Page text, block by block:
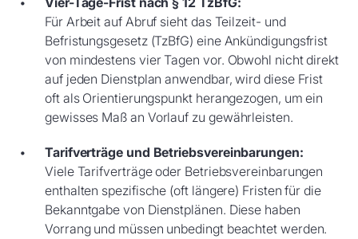
Für Arbeit auf Abruf sieht das Teilzeit- und
Befristungsgesetz (TzBfG) eine Ankündigungsfrist
von mindestens vier Tagen vor. Obwohl nicht direkt
auf jeden Dienstplan anwendbar, wird diese Frist
oft als Orientierungspunkt herangezogen, um ein
gewisses Maß an Vorlauf zu gewährleisten.
Tarifverträge und Betriebsvereinbarungen:
Viele Tarifverträge oder Betriebsvereinbarungen
enthalten spezifische (oft längere) Fristen für die
Bekanntgabe von Dienstplänen. Diese haben
Vorrang und müssen unbedingt beachtet werden.